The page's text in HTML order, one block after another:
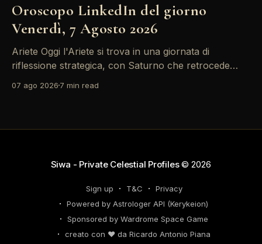
Oroscopo LinkedIn del giorno
Venerdì, 7 Agosto 2026
Ariete Oggi l'Ariete si trova in una giornata di
riflessione strategica, con Saturno che retrocede
riconsiderare il tuo personal brand e l'engagement
07 ago 2026 7 min read
Siwa - Private Celestial Profiles© 2026
Sign up T&C
Privacy
Powered by Astrologer API (Kerykeion)
Sponsored by Wardrome Space Game
creato con ❤️ da Ricardo Antonio Piana